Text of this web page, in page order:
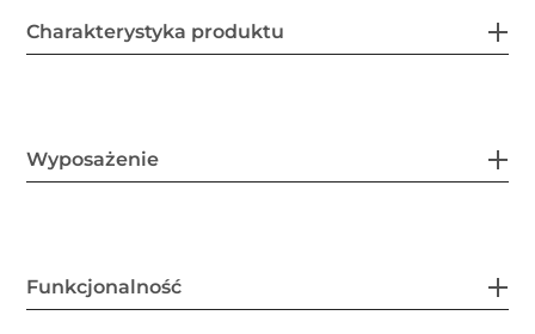
Charakterystyka produktu
Wyposażenie
Funkcjonalność